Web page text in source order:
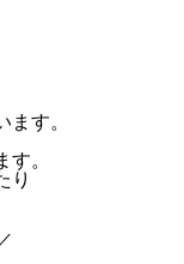
す。
。
り